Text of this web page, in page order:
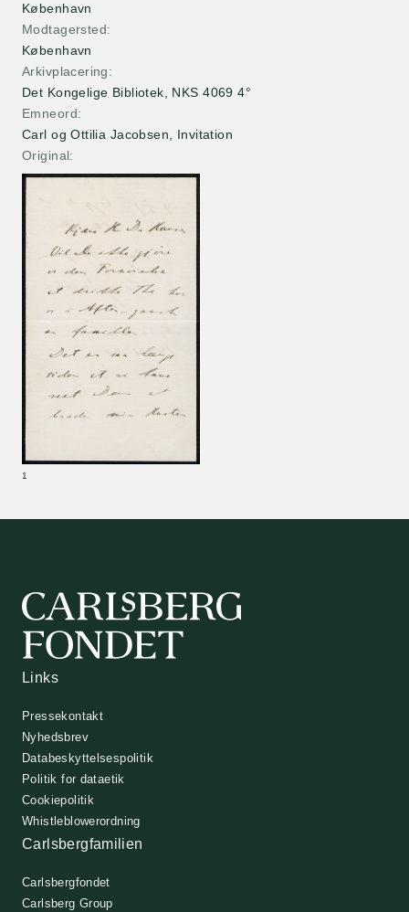
København
Modtagersted
København
Arkivplacering
Det Kongelige Bibliotek, NKS 4069 4°
Emneord
Carl og Ottilia Jacobsen, Invitation
Original
Links
Pressekontakt
Nyhedsbrev
Databeskyttelsespolitik
Politik for dataetik
Cookiepolitik
Whistleblowerordning
Carlsbergfamilien
Carlsbergfondet
Carlsberg Group